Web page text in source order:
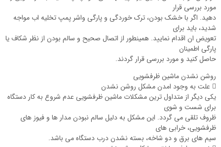
مورد بررسی قرار
دهید. اگر با خشک بودن، ترک خوردگی و پارگی واشر پمپ تخلیه اب مواجه
شدید، باید برای
تعویض ان اقدام نمایید. همینطور از اتصال صحیح و سالم بودن از نظر شکاف یا
پارگی اطمینان
حاصل کنید و مورد بررسی قرار گردند.
روشن نشدن ماشین ظرفشویی
 علت به وجود امدن مشکل روشن نشدن
یکی دیگر از متداول ‌ترین مشکلات ماشین ظرفشویی عدم شروع به کار دستگاه
برای شست و شوی
ظروف تلقی می گردد. این مشکل به دلیل سالم نبودن مدار ها و فیوز های
ظرفشویی، خرابی های
سیم های برق و دو شاخه، بسته نشدن درب دستگاه می باشد.